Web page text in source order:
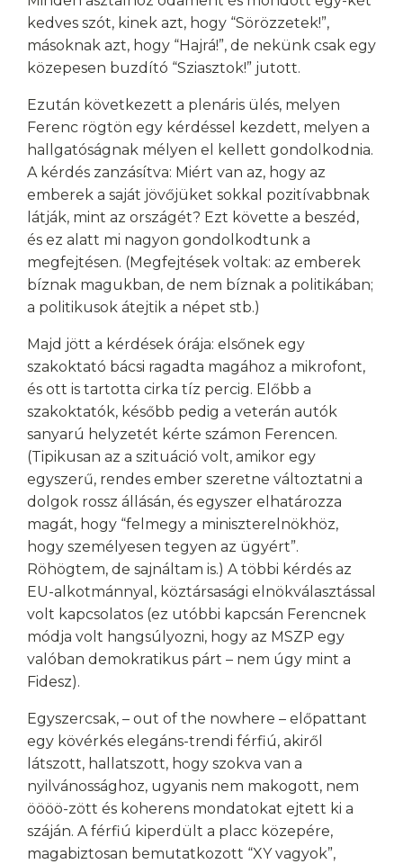
kedves szót, kinek azt, hogy “Sörözzetek!”,
másoknak azt, hogy “Hajrá!”, de nekünk csak egy
közepesen buzdító “Sziasztok!” jutott.
Ezután következett a plenáris ülés, melyen
Ferenc rögtön egy kérdéssel kezdett, melyen a
hallgatóságnak mélyen el kellett gondolkodnia.
A kérdés zanzásítva: Miért van az, hogy az
emberek a saját jövőjüket sokkal pozitívabbnak
látják, mint az országét? Ezt követte a beszéd,
és ez alatt mi nagyon gondolkodtunk a
megfejtésen. (Megfejtések voltak: az emberek
bíznak magukban, de nem bíznak a politikában;
a politikusok átejtik a népet stb.)
Majd jött a kérdések órája: elsőnek egy
szakoktató bácsi ragadta magához a mikrofont,
és ott is tartotta cirka tíz percig. Előbb a
szakoktatók, később pedig a veterán autók
sanyarú helyzetét kérte számon Ferencen.
(Tipikusan az a szituáció volt, amikor egy
egyszerű, rendes ember szeretne változtatni a
dolgok rossz állásán, és egyszer elhatározza
magát, hogy “felmegy a miniszterelnökhöz,
hogy személyesen tegyen az ügyért”.
Röhögtem, de sajnáltam is.) A többi kérdés az
EU-alkotmánnyal, köztársasági elnökválasztással
volt kapcsolatos (ez utóbbi kapcsán Ferencnek
módja volt hangsúlyozni, hogy az MSZP egy
valóban demokratikus párt – nem úgy mint a
Fidesz).
Egyszercsak, – out of the nowhere – előpattant
egy kövérkés elegáns-trendi férfiú, akiről
látszott, hallatszott, hogy szokva van a
nyilvánossághoz, ugyanis nem makogott, nem
öööö-zött és koherens mondatokat ejtett ki a
száján. A férfiú kiperdült a placc közepére,
magabiztosan bemutatkozott “XY vagyok”,